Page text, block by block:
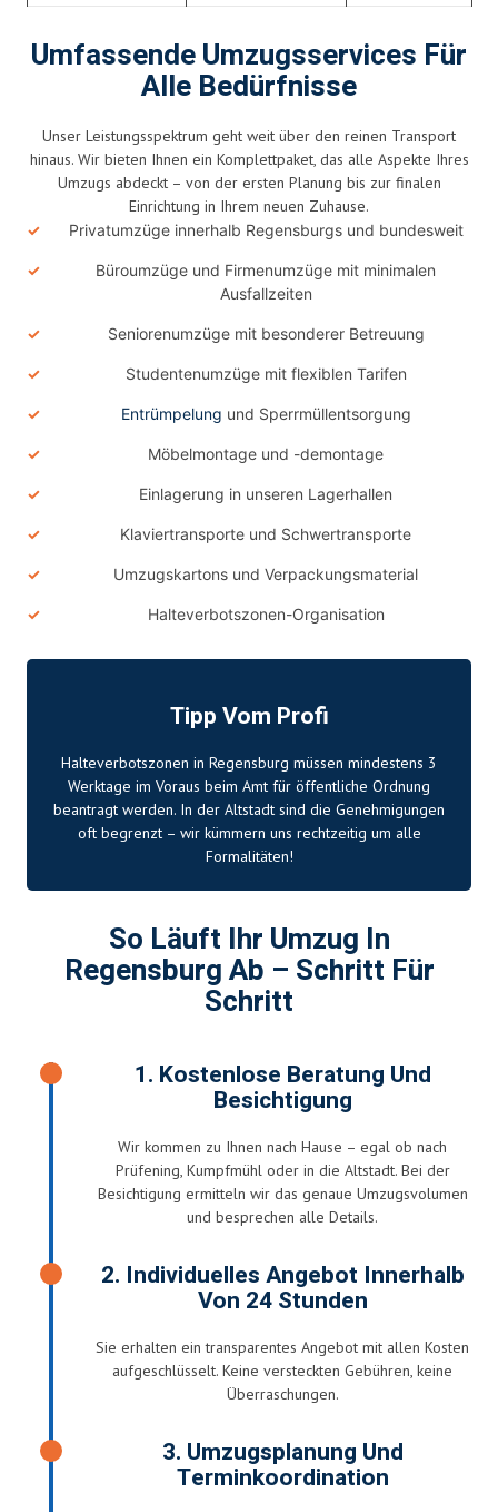
Umfassende Umzugsservices Für
Alle Bedürfnisse
Unser Leistungsspektrum geht weit über den reinen Transport
hinaus. Wir bieten Ihnen ein Komplettpaket, das alle Aspekte Ihres
Umzugs abdeckt – von der ersten Planung bis zur finalen
Einrichtung in Ihrem neuen Zuhause.
Privatumzüge innerhalb Regensburgs und bundesweit
Büroumzüge und Firmenumzüge mit minimalen
Ausfallzeiten
Seniorenumzüge mit besonderer Betreuung
Studentenumzüge mit flexiblen Tarifen
Entrümpelung und Sperrmüllentsorgung
Möbelmontage und -demontage
Einlagerung in unseren Lagerhallen
Klaviertransporte und Schwertransporte
Umzugskartons und Verpackungsmaterial
Halteverbotszonen-Organisation
Tipp Vom Profi
Halteverbotszonen in Regensburg müssen mindestens 3
Werktage im Voraus beim Amt für öffentliche Ordnung
beantragt werden. In der Altstadt sind die Genehmigungen
oft begrenzt – wir kümmern uns rechtzeitig um alle
Formalitäten!
So Läuft Ihr Umzug In
Regensburg Ab – Schritt Für
Schritt
1. Kostenlose Beratung Und
Besichtigung
Wir kommen zu Ihnen nach Hause – egal ob nach
Prüfening, Kumpfmühl oder in die Altstadt. Bei der
Besichtigung ermitteln wir das genaue Umzugsvolumen
und besprechen alle Details.
2. Individuelles Angebot Innerhalb
Von 24 Stunden
Sie erhalten ein transparentes Angebot mit allen Kosten
aufgeschlüsselt. Keine versteckten Gebühren, keine
Überraschungen.
3. Umzugsplanung Und
Terminkoordination